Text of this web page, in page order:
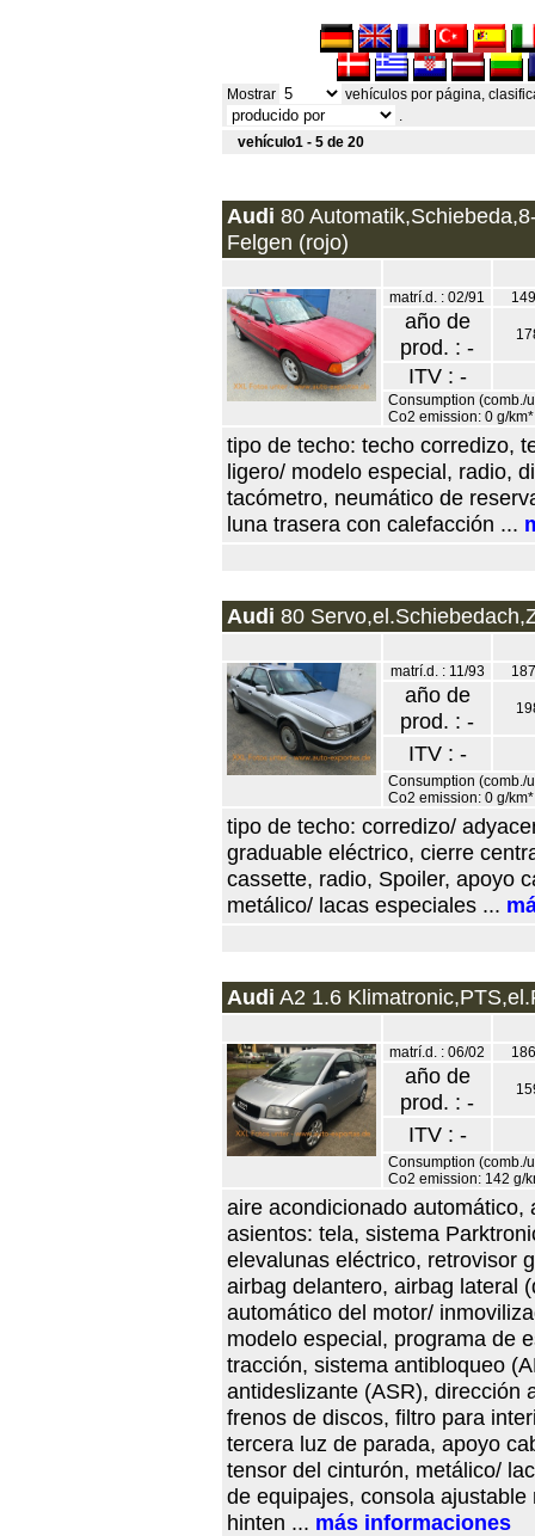
Mostrar
vehículos por página,
.
vehículo1 - 5 de 20
Audi 80
Felgen (rojo)
matrí.d. : 02/91
año de
prod. : -
ITV : -
Consumption (comb./
Co2 emission: 0 g/km*
tipo de techo: techo corredizo,
ligero/ modelo especial, radio,
tacómetro, neumático de
luna trasera con calefacción ...
Audi 80
matrí.d. : 11/93
año de
prod. : -
ITV : -
Consumption (comb./
Co2 emission: 0 g/km*
tipo de techo: corredizo/
graduable eléctrico, cierre
cassette, radio, Spoiler, apoyo
metálico/ lacas especiales ...
Audi A2 1.6
matrí.d. : 06/02
año de
prod. : -
ITV : -
Consumption (comb./
Co2 emission: 142 g/
aire acondicionado
asientos: tela, sistema
elevalunas eléctrico, retrovisor
airbag delantero, airbag lateral
automático del motor/
modelo especial, programa de
tracción, sistema antibloqueo
antideslizante (ASR), dirección
frenos de discos, filtro para
tercera luz de parada, apoyo
tensor del cinturón, metálico/
de equipajes, consola
hinten ... más informaciones